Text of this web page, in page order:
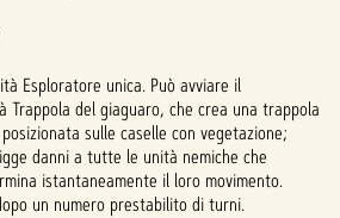
Esploratore unica. Può avviare il
Trappola del giaguaro, che crea una trappola
sulle caselle con vegetazione;
danni a tutte le unità nemiche che
istantaneamente il loro movimento.
un numero prestabilito di turni.